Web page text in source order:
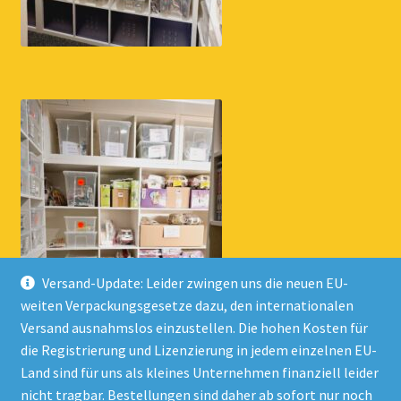
Versand-Update: Leider zwingen uns die neuen EU-
weiten Verpackungsgesetze dazu, den internationalen
Versand ausnahmslos einzustellen. Die hohen Kosten für
die Registrierung und Lizenzierung in jedem einzelnen EU-
Land sind für uns als kleines Unternehmen finanziell leider
nicht tragbar. Bestellungen sind daher ab sofort nur noch